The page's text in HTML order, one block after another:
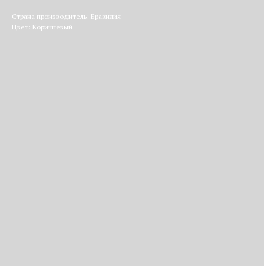
Страна производитель: Бразилия
Цвет: Коричневый